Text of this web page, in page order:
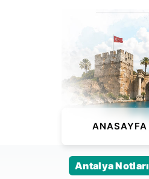
ANASAYFA
Antalya Notları